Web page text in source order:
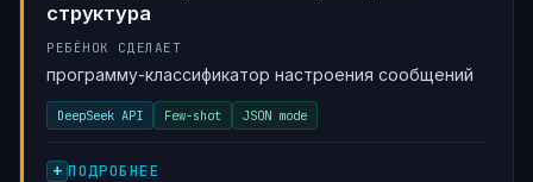
структура
РЕБЁНОК СДЕЛАЕТ
программу-классификатор настроения сообщений
DeepSeek API Few-shot JSON mode
ПОДРОБНЕЕ